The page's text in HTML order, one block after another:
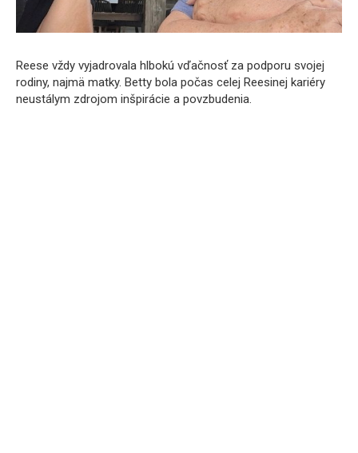
Reese vždy vyjadrovala hlbokú vďačnosť za podporu svojej
rodiny, najmä matky. Betty bola počas celej Reesinej kariéry
neustálym zdrojom inšpirácie a povzbudenia.